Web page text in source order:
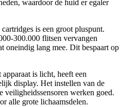
waardoor de huid er egaler
is een groot pluspunt.
300.000 flitsen vervangen
oneindig lang mee. Dit bespaart op
is licht, heeft een
display. Het instellen van de
veiligheidssensoren werken goed.
alle grote lichaamsdelen.